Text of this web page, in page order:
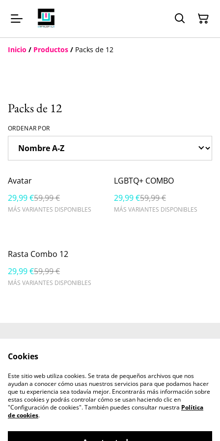
Inicio / Productos / Packs de 12
Packs de 12
ORDENAR POR
%
Avatar
29,99 €59,99 €
MÁS VARIANTES DISPONIBLES
%
LGBTQ+ COMBO
29,99 €59,99 €
MÁS VARIANTES DISPONIBLES
%
Rasta Combo 12
29,99 €59,99 €
MÁS VARIANTES DISPONIBLES
Condiciones
Envíos
Cookies
Este sitio web utiliza cookies. Se trata de pequeños archivos que nos
ayudan a conocer cómo usas nuestros servicios para que podamos hacer
que tu experiencia sea todavía mejor. Encontrarás más información sobre
estas cookies y podrás controlar cómo se usan haciendo clic en
"Configuración de cookies". También puedes consultar nuestra Política
de cookies.